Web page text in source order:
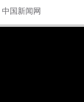
国新闻网